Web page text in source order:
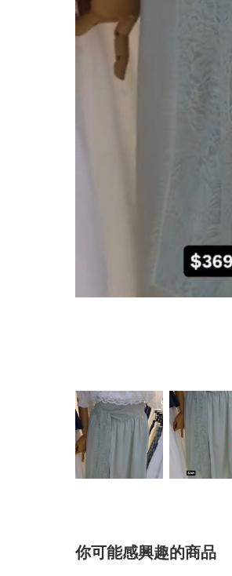
你可能感興趣的商品